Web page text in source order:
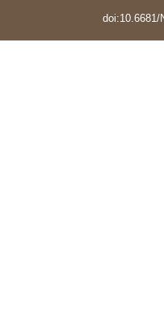
doi:10.6681/